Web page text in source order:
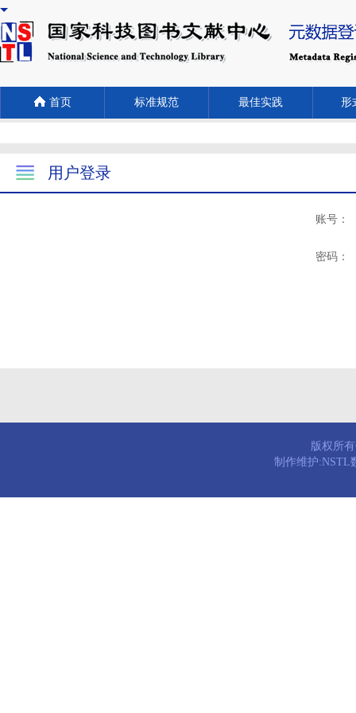
首页 标准规范 最佳实践 形
用户登录
账号：
密码：
版权所
制作维护:NSTL